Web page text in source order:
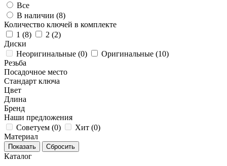
Все
В наличии (8)
Количество ключей в комплекте
1 (8) 2 (2)
Диски
Неоригинальные (0) Оригинальные (10)
Резьба
Посадочное место
Стандарт ключа
Цвет
Длина
Бренд
Наши предложения
Советуем (0) Хит (0)
Материал
Каталог